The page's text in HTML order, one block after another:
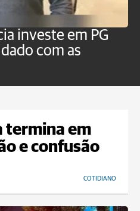
investe em PG
com as
termina em
e confusão
COTIDIANO